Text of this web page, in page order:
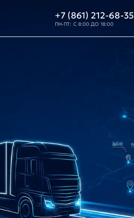
+7 (861) 212-68-35
ПН-ПТ: С 8:00 ДО 18:00